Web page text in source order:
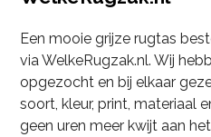
Een mooie grijze rugtas
via WelkeRugzak.nl. Wij
opgezocht en bij elkaar
soort, kleur, print, materiaal
geen uren meer kwijt aan